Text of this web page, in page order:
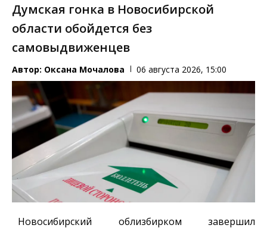
Думская гонка в Новосибирской
области обойдется без
самовыдвиженцев
Автор: Оксана Мочалова 06 августа 2026, 15:00
Новосибирский облизбирком завершил